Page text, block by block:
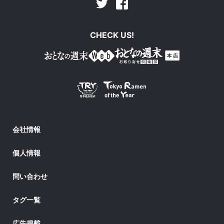
Twitter
CHECK US!
会社情報
個人情報
問い合わせ
タグ一覧